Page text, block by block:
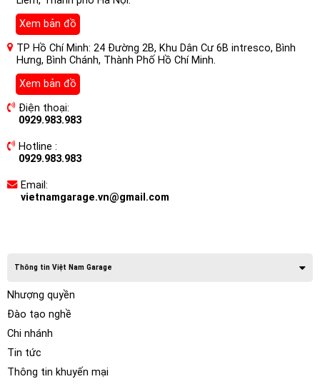
Xem bản đồ
TP Hồ Chí Minh: 24 Đường 2B, Khu Dân Cư 6B intresco, Bình
Hưng, Bình Chánh, Thành Phố Hồ Chí Minh.
Xem bản đồ
Điện thoại:
0929.983.983
Hotline :
0929.983.983
Email:
vietnamgarage.vn@gmail.com
Thông tin Việt Nam Garage
Nhượng quyền
Đào tạo nghề
Chi nhánh
Tin tức
Thông tin khuyến mại